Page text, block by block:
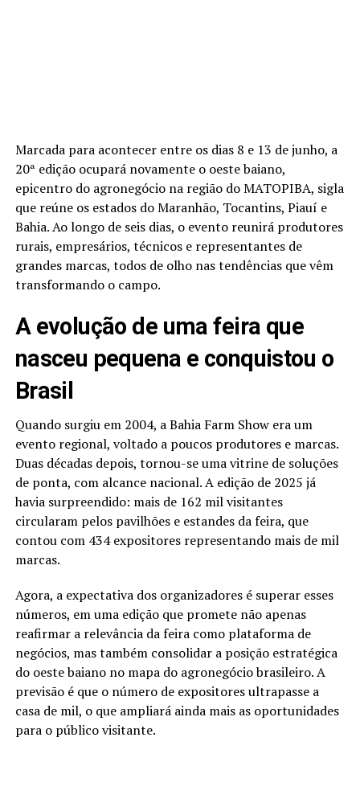
Marcada para acontecer entre os dias 8 e 13 de junho, a
20ª edição ocupará novamente o oeste baiano,
epicentro do agronegócio na região do MATOPIBA, sigla
que reúne os estados do Maranhão, Tocantins, Piauí e
Bahia. Ao longo de seis dias, o evento reunirá produtores
rurais, empresários, técnicos e representantes de
grandes marcas, todos de olho nas tendências que vêm
transformando o campo.
A evolução de uma feira que
nasceu pequena e conquistou o
Brasil
Quando surgiu em 2004, a Bahia Farm Show era um
evento regional, voltado a poucos produtores e marcas.
Duas décadas depois, tornou-se uma vitrine de soluções
de ponta, com alcance nacional. A edição de 2025 já
havia surpreendido: mais de 162 mil visitantes
circularam pelos pavilhões e estandes da feira, que
contou com 434 expositores representando mais de mil
marcas.
Agora, a expectativa dos organizadores é superar esses
números, em uma edição que promete não apenas
reafirmar a relevância da feira como plataforma de
negócios, mas também consolidar a posição estratégica
do oeste baiano no mapa do agronegócio brasileiro. A
previsão é que o número de expositores ultrapasse a
casa de mil, o que ampliará ainda mais as oportunidades
para o público visitante.